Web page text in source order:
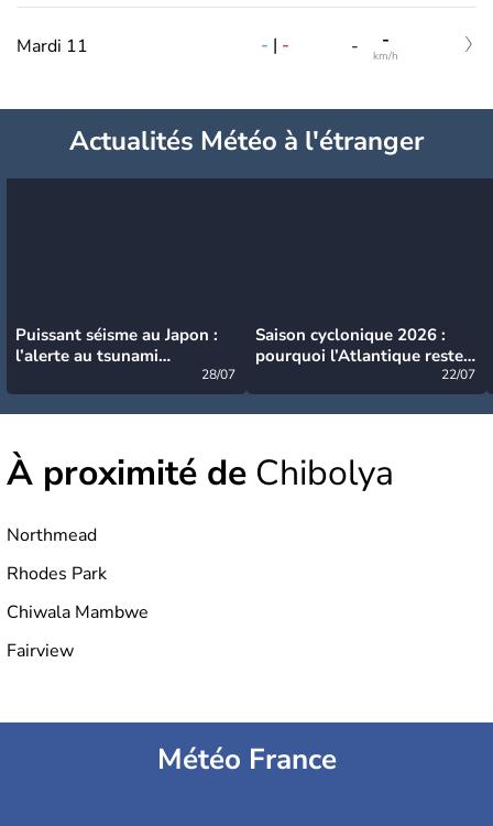
Mardi 11 - | - - -
km/h
Actualités Météo à l'étranger
Puissant séisme au Japon :
l’alerte au tsunami
28/07
Saison cyclonique 2026 :
pourquoi l’Atlantique reste
22/07
À proximité de Chibolya
Northmead
Rhodes Park
Chiwala Mambwe
Fairview
Météo France